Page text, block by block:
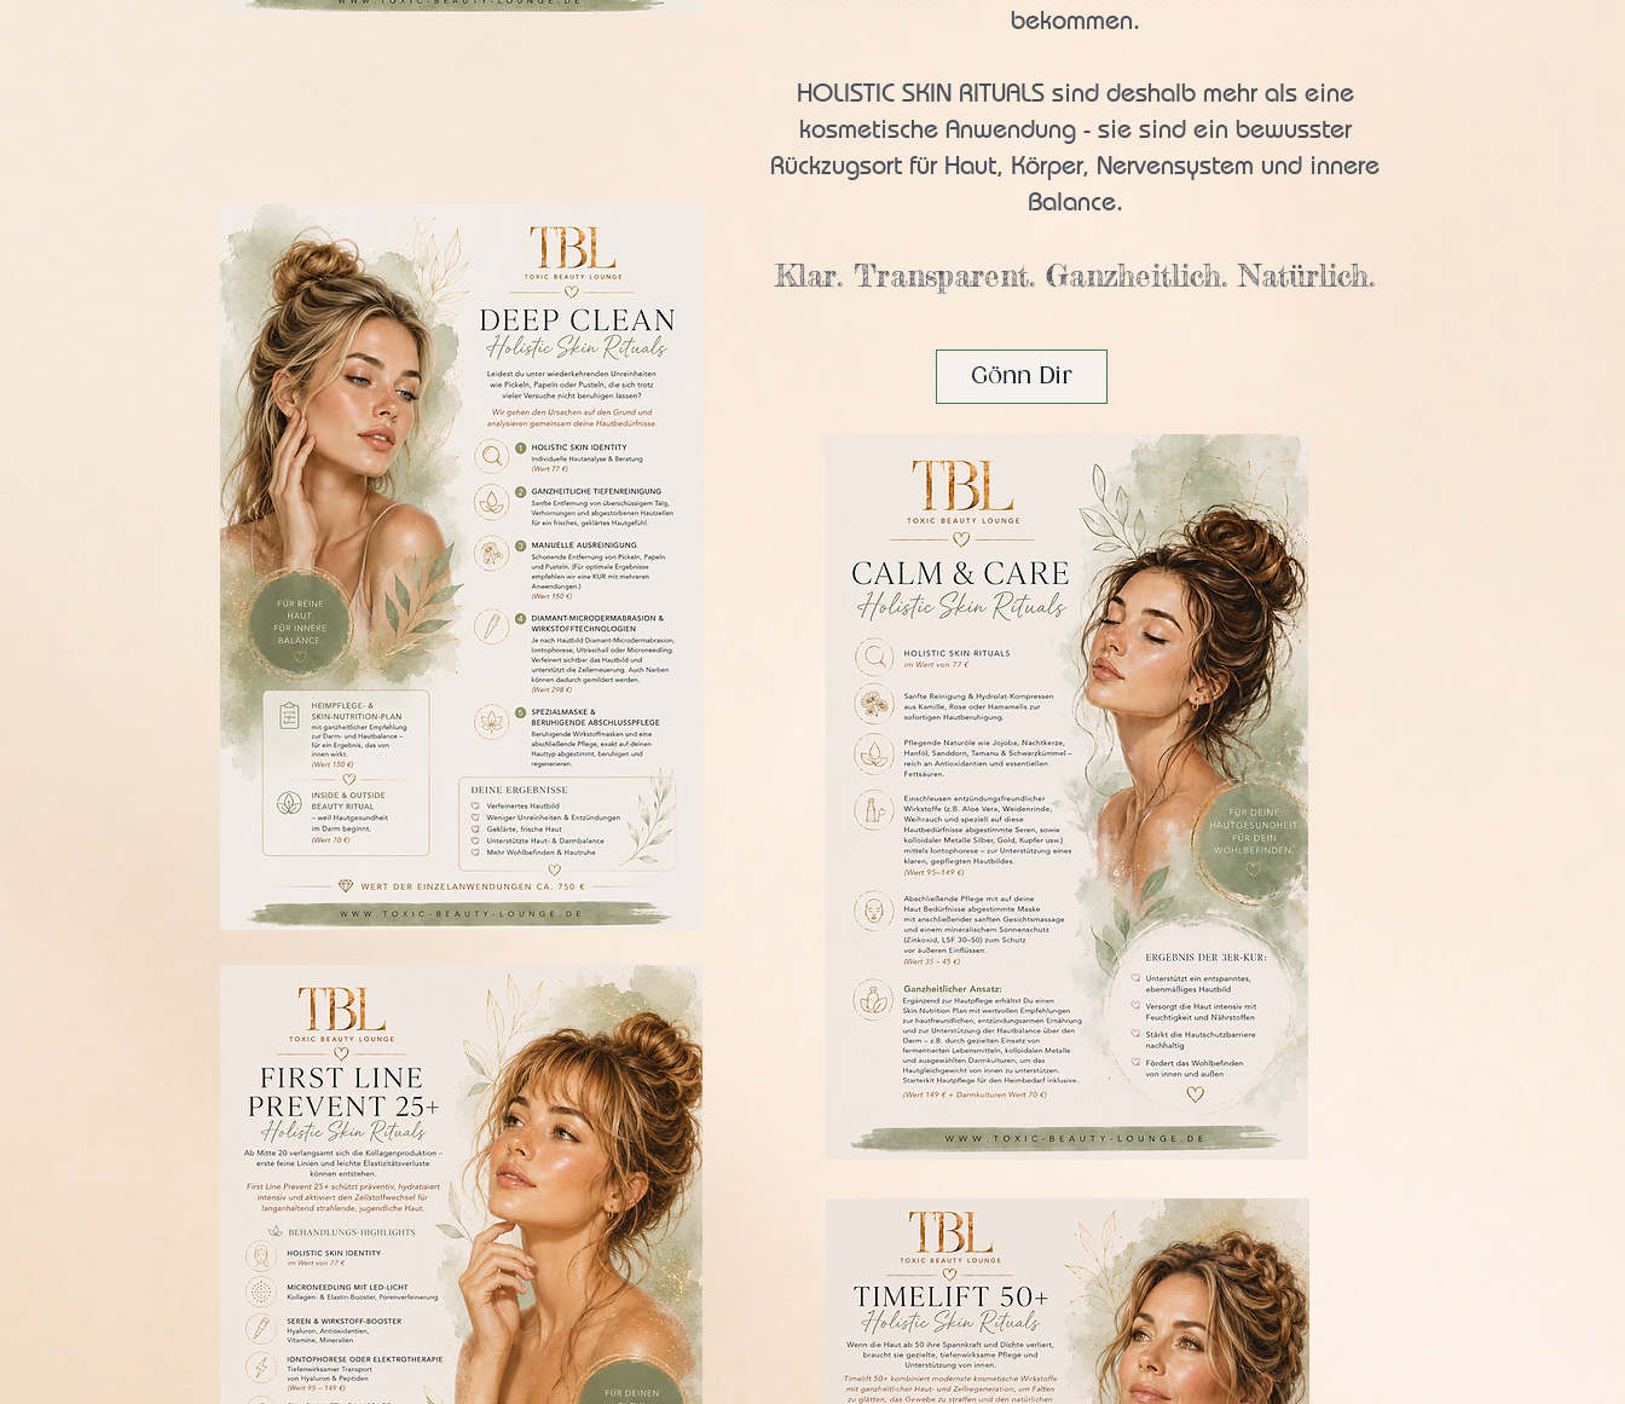
bekommen.
​HOLISTIC SKIN RITUALS sind deshalb mehr als eine
kosmetische Anwendung - sie sind ein bewusster
Rückzugsort für Haut, Körper, Nervensystem und innere
Balance.
Klar. Transparent. Ganzheitlich. Natürlich.
Gönn Dir